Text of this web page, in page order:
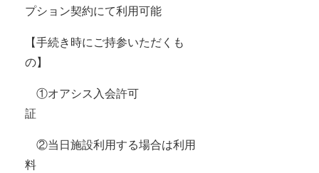
プション契約にて利用可能
【手続き時にご持参いただくも
の】
①オアシス入会許可
証
②当日施設利用する場合は利用
料